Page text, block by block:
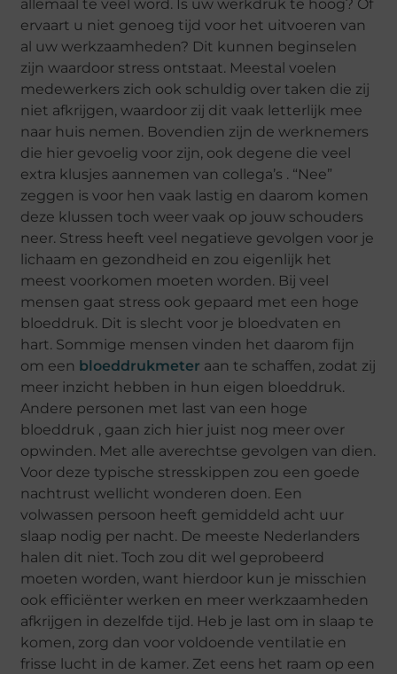
allemaal te veel word. Is uw werkdruk te hoog? Of
ervaart u niet genoeg tijd voor het uitvoeren van
al uw werkzaamheden? Dit kunnen beginselen
zijn waardoor stress ontstaat. Meestal voelen
medewerkers zich ook schuldig over taken die zij
niet afkrijgen, waardoor zij dit vaak letterlijk mee
naar huis nemen. Bovendien zijn de werknemers
die hier gevoelig voor zijn, ook degene die veel
extra klusjes aannemen van collega’s . “Nee”
zeggen is voor hen vaak lastig en daarom komen
deze klussen toch weer vaak op jouw schouders
neer. Stress heeft veel negatieve gevolgen voor je
lichaam en gezondheid en zou eigenlijk het
meest voorkomen moeten worden. Bij veel
mensen gaat stress ook gepaard met een hoge
bloeddruk. Dit is slecht voor je bloedvaten en
hart. Sommige mensen vinden het daarom fijn
om een bloeddrukmeter aan te schaffen, zodat zij
meer inzicht hebben in hun eigen bloeddruk.
Andere personen met last van een hoge
bloeddruk , gaan zich hier juist nog meer over
opwinden. Met alle averechtse gevolgen van dien.
Voor deze typische stresskippen zou een goede
nachtrust wellicht wonderen doen. Een
volwassen persoon heeft gemiddeld acht uur
slaap nodig per nacht. De meeste Nederlanders
halen dit niet. Toch zou dit wel geprobeerd
moeten worden, want hierdoor kun je misschien
ook efficiënter werken en meer werkzaamheden
afkrijgen in dezelfde tijd. Heb je last om in slaap te
komen, zorg dan voor voldoende ventilatie en
frisse lucht in de kamer. Zet eens het raam op een